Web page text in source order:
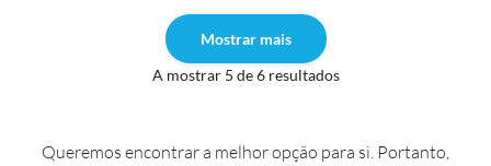
Mostrar mais
A mostrar 5 de 6 resultados
Queremos encontrar a melhor opção para si. Portanto,